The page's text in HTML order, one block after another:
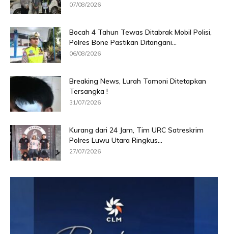
07/08/2026
Bocah 4 Tahun Tewas Ditabrak Mobil Polisi,
Polres Bone Pastikan Ditangani...
06/08/2026
Breaking News, Lurah Tomoni Ditetapkan
Tersangka !
31/07/2026
Kurang dari 24 Jam, Tim URC Satreskrim
Polres Luwu Utara Ringkus...
27/07/2026